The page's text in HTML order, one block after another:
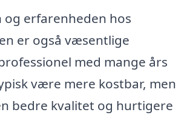
og erfarenheden hos
er også væsentlige
med mange års
være mere kostbar, men
bedre kvalitet og hurtigere